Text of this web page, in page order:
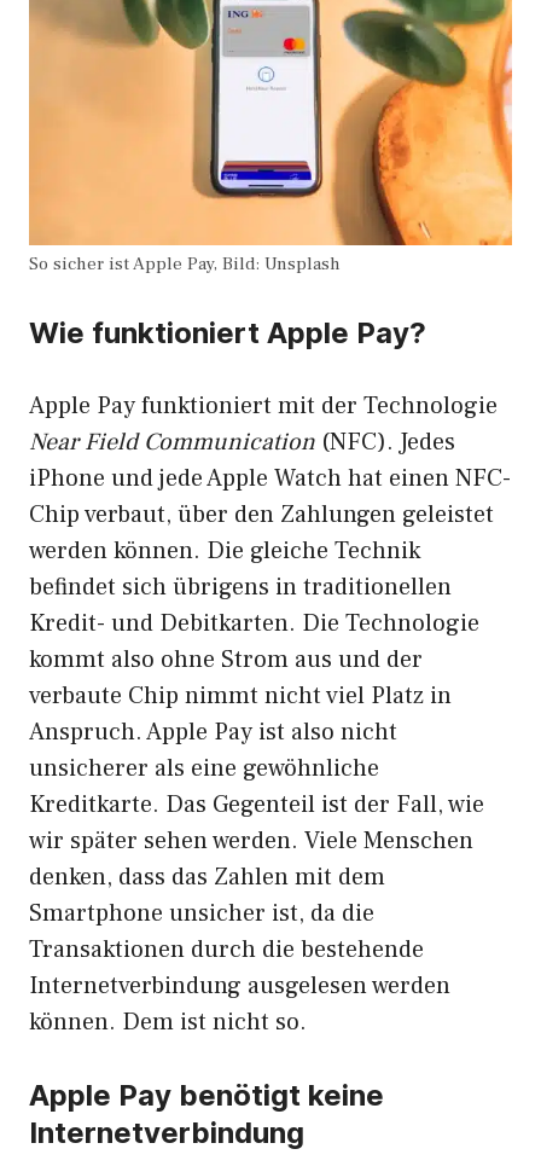
So sicher ist Apple Pay, Bild: Unsplash
Wie funktioniert Apple Pay?
Apple Pay funktioniert mit der Technologie
Near Field Communication (NFC). Jedes
iPhone und jede Apple Watch hat einen NFC-
Chip verbaut, über den Zahlungen geleistet
werden können. Die gleiche Technik
befindet sich übrigens in traditionellen
Kredit- und Debitkarten. Die Technologie
kommt also ohne Strom aus und der
verbaute Chip nimmt nicht viel Platz in
Anspruch. Apple Pay ist also nicht
unsicherer als eine gewöhnliche
Kreditkarte. Das Gegenteil ist der Fall, wie
wir später sehen werden. Viele Menschen
denken, dass das Zahlen mit dem
Smartphone unsicher ist, da die
Transaktionen durch die bestehende
Internetverbindung ausgelesen werden
können. Dem ist nicht so.
Apple Pay benötigt keine
Internetverbindung